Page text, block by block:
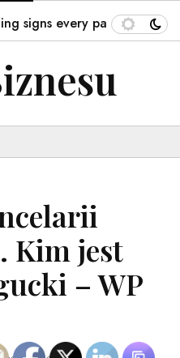
every parent and
Kim jest
– WP